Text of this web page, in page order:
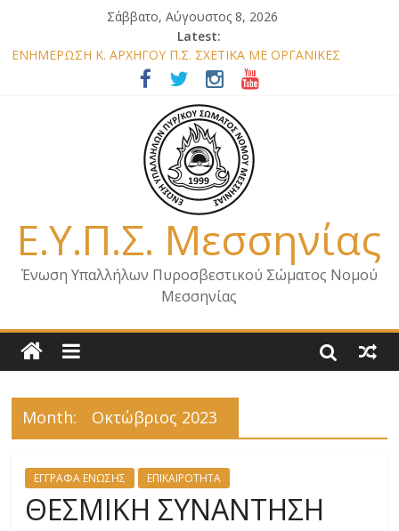
Σάββατο, Αύγουστος 8, 2026
Latest:
ΕΝΗΜΕΡΩΣΗ Κ. ΑΡΧΗΓΟΥ Π.Σ. ΣΧΕΤΙΚΑ ΜΕ ΟΡΓΑΝΙΚΕΣ
ΘΕΣΕΙΣ ΝΟΜΟΥ ΜΕΣΣΗΝΙΑΣ 2026
ΕΝΗΜΕΡΩΣΗ ΜΕΛΩΝ – ΕΠΙΣΚΕΨΗ ΕΝΩΣΗΣ ΣΕ ΥΠΗΡΕΣΙΕΣ ΚΑΙ
ΚΛΙΜΑΚΙΑ ΤΟΥ ΝΟΜΟΥ ΜΑΣ
ΕΝΗΜΕΡΩΣΗ ΜΕΛΩΝ ΓΙΑ ΕΠΙΣΚΕΨΕΙΣ ΣΩΜΑΤΕΙΟΥ
ΕΝΗΜΕΡΩΣΗ ΜΕΛΩΝ – ΕΠΙΣΚΕΨΗ ΣΤΗΝ Π.Υ. Α/Δ ΚΑΛΑΜΑΤΑΣ
ΕΠΙΣΤΟΛΗ ΓΙΑ ΣΧΕΔΙΟ ΔΑΣΩΝ 2026
Ε.Υ.Π.Σ. Μεσσηνίας
Ένωση Υπαλλήλων Πυροσβεστικού Σώματος Νομού
Μεσσηνίας
Month: Οκτώβριος 2023
ΕΓΓΡΑΦΑ ΕΝΩΣΗΣ ΕΠΙΚΑΙΡΟΤΗΤΑ
ΘΕΣΜΙΚΗ ΣΥΝΑΝΤΗΣΗ